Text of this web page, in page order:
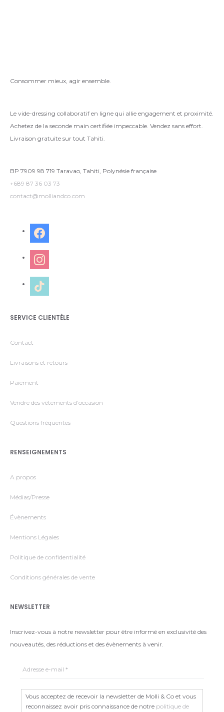
Consommer mieux, agir ensemble.
Le vide-dressing collaboratif en ligne qui allie engagement et proximité.
Achetez de la seconde main certifiée impeccable. Vendez sans effort.
Livraison gratuite sur tout Tahiti.
BP 7909 98 719 Taravao, Tahiti, Polynésie française
+689 87 36 03 73
contact@molliandco.com
facebook
instagram
tiktok
SERVICE CLIENTÈLE
Contact
Livraisons et retours
Paiement
Vendre des vêtements d’occasion
Questions fréquentes
RENSEIGNEMENTS
A propos
Médias/Presse
Évènements
Mentions Légales
Politique de confidentialité
Conditions générales de vente
NEWSLETTER
Inscrivez-vous à notre newsletter pour être informé en exclusivité des
nouveautés, des réductions et des évènements à venir.
Vous acceptez de recevoir la newsletter de Molli & Co et vous
reconnaissez avoir pris connaissance de notre politique de